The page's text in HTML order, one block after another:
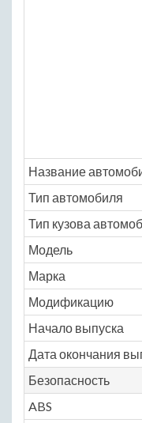
Название
Тип автомобиля
Тип кузова
Модель
Марка
Модификацию
Начало выпуска
Дата окончания
Безопасность
ABS